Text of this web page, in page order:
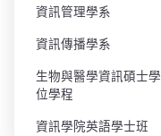
資訊管理學系
資訊傳播學系
生物與醫學資訊碩士學
位學程
資訊學院英語學士班